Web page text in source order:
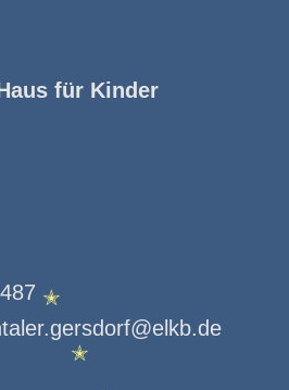
für Kinder
✭